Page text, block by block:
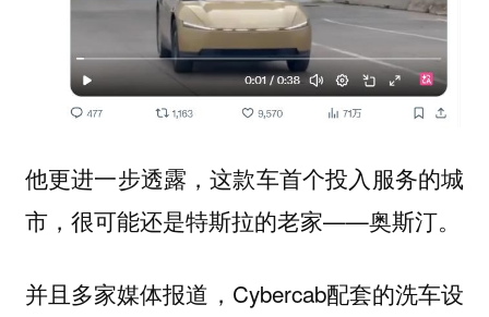
他更进一步透露，这款车首个投入服务的城
市，很可能还是特斯拉的老家——奥斯汀。
并且多家媒体报道，Cybercab配套的洗车设